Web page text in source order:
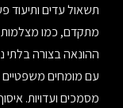
תשאול עדים ותיעוד
מתקדם, כמו מצלמות
ההונאה בצורה
עם מומחים משפטיים
מסמכים ועדויות.